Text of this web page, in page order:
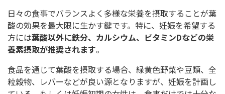
日々の食事でバランスよく多様な栄養を摂取することが葉
酸の効果を最大限に生かす鍵です。特に、妊娠を希望する
方には葉酸以外に鉄分、カルシウム、ビタミンDなどの栄
養素摂取が推奨されます。
食品を通じて葉酸を摂取する場合、緑黄色野菜や豆類、全
粒穀物、レバーなどが良い源となりますが、妊娠を計画し